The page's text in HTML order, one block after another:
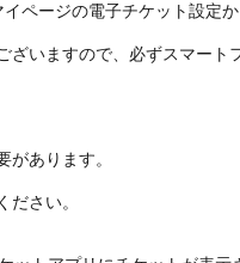
ページの電子チケット設定
ざいますので、必ずスマート
あります。
さい。